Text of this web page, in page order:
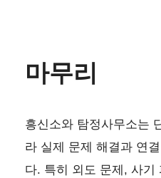
마무리
흥신소와 탐정사무소는
라 실제 문제 해결과 연
다. 특히 외도 문제, 사기